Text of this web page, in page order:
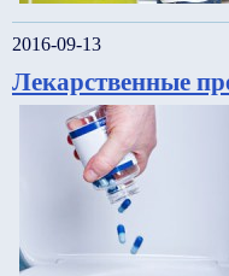
2016-09-13
Лекарственные